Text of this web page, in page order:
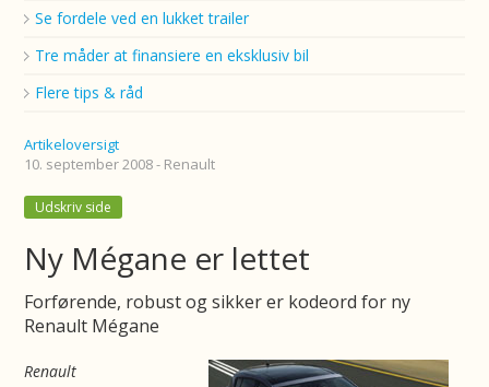
Se fordele ved en lukket trailer
Tre måder at finansiere en eksklusiv bil
Flere tips & råd
Artikeloversigt
10. september 2008 - Renault
Udskriv side
Ny Mégane er lettet
Forførende, robust og sikker er kodeord for ny
Renault Mégane
Renault